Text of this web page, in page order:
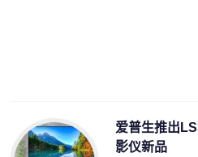
爱普生推出
影仪新品